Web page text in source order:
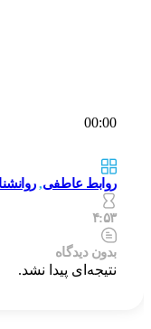
00:00
روابط عاطفی,روانشناسی
بدون دیدگاه
نتیجه‌ای پیدا نشد.